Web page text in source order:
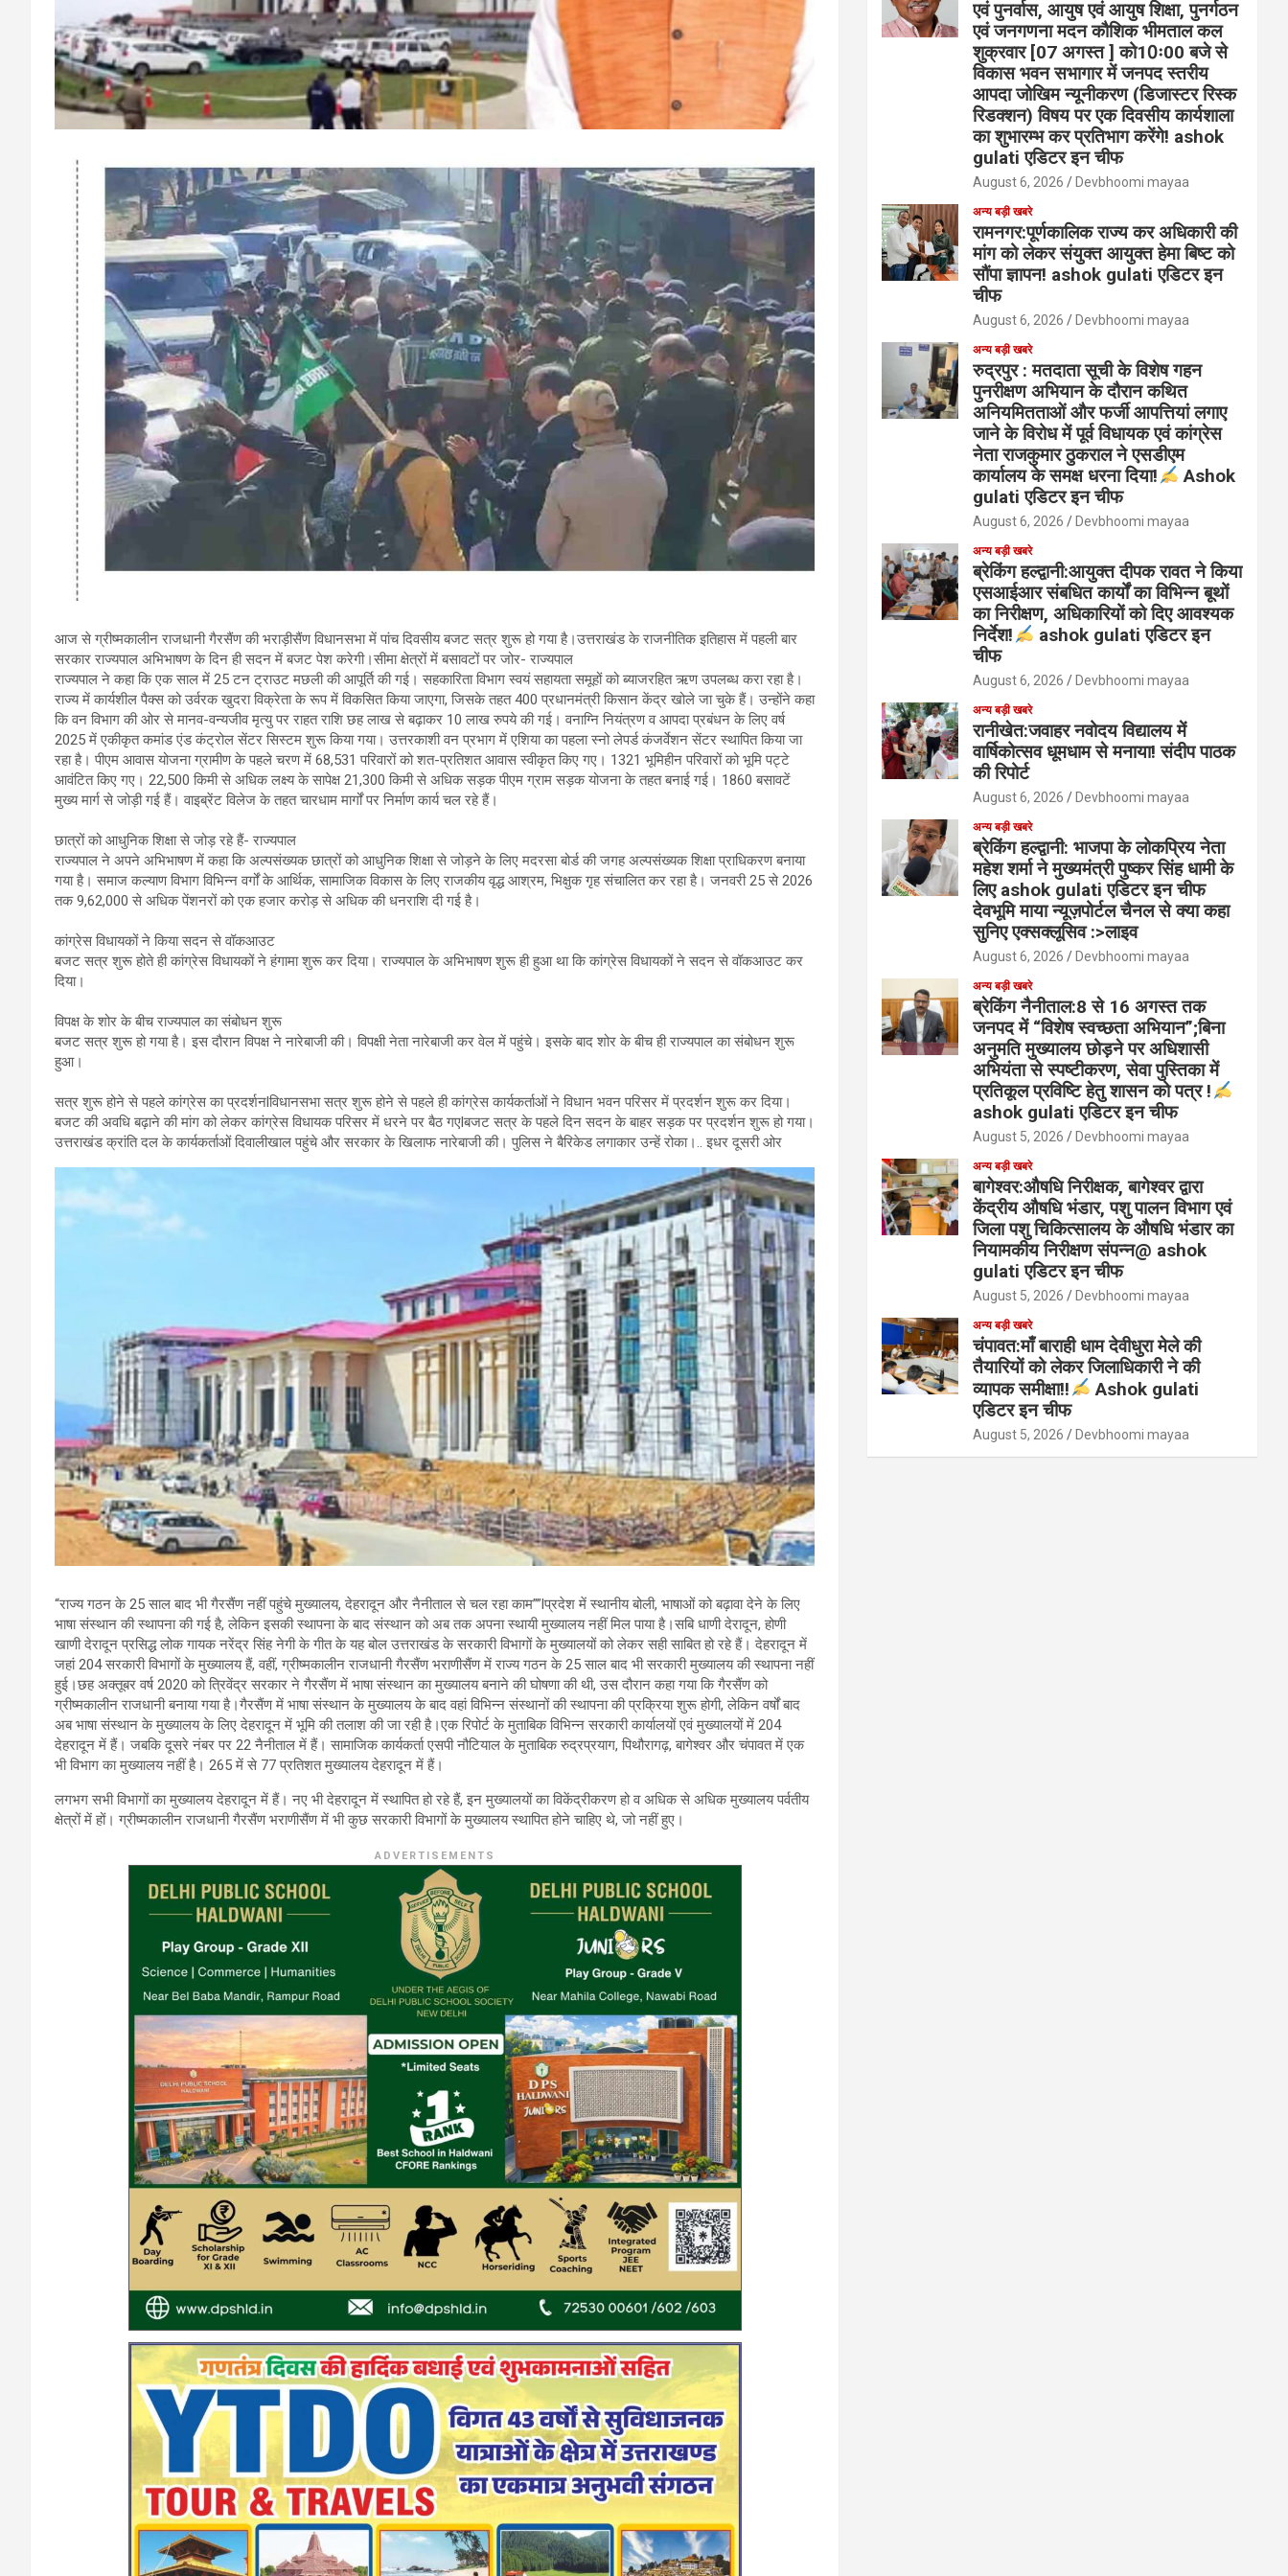
आज से ग्रीष्मकालीन राजधानी गैरसैंण की भराड़ीसैंण विधानसभा में पांच दिवसीय बजट सत्र शुरू हो गया है।उत्तराखंड के राजनीतिक इतिहास में पहली बार
सरकार राज्यपाल अभिभाषण के दिन ही सदन में बजट पेश करेगी।सीमा क्षेत्रों में बसावटों पर जोर- राज्यपाल
राज्यपाल ने कहा कि एक साल में 25 टन ट्राउट मछली की आपूर्ति की गई। सहकारिता विभाग स्वयं सहायता समूहों को ब्याजरहित ऋण उपलब्ध करा रहा है।
राज्य में कार्यशील पैक्स को उर्वरक खुदरा विक्रेता के रूप में विकसित किया जाएगा, जिसके तहत 400 प्रधानमंत्री किसान केंद्र खोले जा चुके हैं। उन्होंने कहा
कि वन विभाग की ओर से मानव-वन्यजीव मृत्यु पर राहत राशि छह लाख से बढ़ाकर 10 लाख रुपये की गई। वनाग्नि नियंत्रण व आपदा प्रबंधन के लिए वर्ष
2025 में एकीकृत कमांड एंड कंट्रोल सेंटर सिस्टम शुरू किया गया। उत्तरकाशी वन प्रभाग में एशिया का पहला स्नो लेपर्ड कंजर्वेशन सेंटर स्थापित किया जा
रहा है। पीएम आवास योजना ग्रामीण के पहले चरण में 68,531 परिवारों को शत-प्रतिशत आवास स्वीकृत किए गए। 1321 भूमिहीन परिवारों को भूमि पट्टे
आवंटित किए गए। 22,500 किमी से अधिक लक्ष्य के सापेक्ष 21,300 किमी से अधिक सड़क पीएम ग्राम सड़क योजना के तहत बनाई गई। 1860 बसावटें
मुख्य मार्ग से जोड़ी गई हैं। वाइब्रेंट विलेज के तहत चारधाम मार्गों पर निर्माण कार्य चल रहे हैं।
छात्रों को आधुनिक शिक्षा से जोड़ रहे हैं- राज्यपाल
राज्यपाल ने अपने अभिभाषण में कहा कि अल्पसंख्यक छात्रों को आधुनिक शिक्षा से जोड़ने के लिए मदरसा बोर्ड की जगह अल्पसंख्यक शिक्षा प्राधिकरण बनाया
गया है। समाज कल्याण विभाग विभिन्न वर्गों के आर्थिक, सामाजिक विकास के लिए राजकीय वृद्ध आश्रम, भिक्षुक गृह संचालित कर रहा है। जनवरी 25 से 2026
तक 9,62,000 से अधिक पेंशनरों को एक हजार करोड़ से अधिक की धनराशि दी गई है।
कांग्रेस विधायकों ने किया सदन से वॉकआउट
बजट सत्र शुरू होते ही कांग्रेस विधायकों ने हंगामा शुरू कर दिया। राज्यपाल के अभिभाषण शुरू ही हुआ था कि कांग्रेस विधायकों ने सदन से वॉकआउट कर
दिया।
विपक्ष के शोर के बीच राज्यपाल का संबोधन शुरू
बजट सत्र शुरू हो गया है। इस दौरान विपक्ष ने नारेबाजी की। विपक्षी नेता नारेबाजी कर वेल में पहुंचे। इसके बाद शोर के बीच ही राज्यपाल का संबोधन शुरू
हुआ।
सत्र शुरू होने से पहले कांग्रेस का प्रदर्शनlविधानसभा सत्र शुरू होने से पहले ही कांग्रेस कार्यकर्ताओं ने विधान भवन परिसर में प्रदर्शन शुरू कर दिया।
बजट की अवधि बढ़ाने की मांग को लेकर कांग्रेस विधायक परिसर में धरने पर बैठ गएlबजट सत्र के पहले दिन सदन के बाहर सड़क पर प्रदर्शन शुरू हो गया।
उत्तराखंड क्रांति दल के कार्यकर्ताओं दिवालीखाल पहुंचे और सरकार के खिलाफ नारेबाजी की। पुलिस ने बैरिकेड लगाकार उन्हें रोका।.. इधर दूसरी ओर
“राज्य गठन के 25 साल बाद भी गैरसैंण नहीं पहुंचे मुख्यालय, देहरादून और नैनीताल से चल रहा काम””lप्रदेश में स्थानीय बोली, भाषाओं को बढ़ावा देने के लिए
भाषा संस्थान की स्थापना की गई है, लेकिन इसकी स्थापना के बाद संस्थान को अब तक अपना स्थायी मुख्यालय नहीं मिल पाया है।सबि धाणी देरादून, होणी
खाणी देरादून प्रसिद्ध लोक गायक नरेंद्र सिंह नेगी के गीत के यह बोल उत्तराखंड के सरकारी विभागों के मुख्यालयों को लेकर सही साबित हो रहे हैं। देहरादून में
जहां 204 सरकारी विभागों के मुख्यालय हैं, वहीं, ग्रीष्मकालीन राजधानी गैरसैंण भराणीसैंण में राज्य गठन के 25 साल बाद भी सरकारी मुख्यालय की स्थापना नहीं
हुई।छह अक्तूबर वर्ष 2020 को त्रिवेंद्र सरकार ने गैरसैंण में भाषा संस्थान का मुख्यालय बनाने की घोषणा की थी, उस दौरान कहा गया कि गैरसैंण को
ग्रीष्मकालीन राजधानी बनाया गया है।गैरसैंण में भाषा संस्थान के मुख्यालय के बाद वहां विभिन्न संस्थानों की स्थापना की प्रक्रिया शुरू होगी, लेकिन वर्षों बाद
अब भाषा संस्थान के मुख्यालय के लिए देहरादून में भूमि की तलाश की जा रही है।एक रिपोर्ट के मुताबिक विभिन्न सरकारी कार्यालयों एवं मुख्यालयों में 204
देहरादून में हैं। जबकि दूसरे नंबर पर 22 नैनीताल में हैं। सामाजिक कार्यकर्ता एसपी नौटियाल के मुताबिक रुद्रप्रयाग, पिथौरागढ़, बागेश्वर और चंपावत में एक
भी विभाग का मुख्यालय नहीं है। 265 में से 77 प्रतिशत मुख्यालय देहरादून में हैं।
लगभग सभी विभागों का मुख्यालय देहरादून में हैं। नए भी देहरादून में स्थापित हो रहे हैं, इन मुख्यालयों का विकेंद्रीकरण हो व अधिक से अधिक मुख्यालय पर्वतीय
क्षेत्रों में हों। ग्रीष्मकालीन राजधानी गैरसैंण भराणीसैंण में भी कुछ सरकारी विभागों के मुख्यालय स्थापित होने चाहिए थे, जो नहीं हुए।
ADVERTISEMENTS
एवं पुनर्वास, आयुष एवं आयुष शिक्षा, पुनर्गठन
एवं जनगणना मदन कौशिक भीमताल कल
शुक्रवार [07 अगस्त ] को10ः00 बजे से
विकास भवन सभागार में जनपद स्तरीय
आपदा जोखिम न्यूनीकरण (डिजास्टर रिस्क
रिडक्शन) विषय पर एक दिवसीय कार्यशाला
का शुभारम्भ कर प्रतिभाग करेंगे! ashok
gulati एडिटर इन चीफ
August 6, 2026 Devbhoomi mayaa
अन्य बड़ी खबरे
रामनगर:पूर्णकालिक राज्य कर अधिकारी की
मांग को लेकर संयुक्त आयुक्त हेमा बिष्ट को
सौंपा ज्ञापन! ashok gulati एडिटर इन
चीफ
August 6, 2026 Devbhoomi mayaa
अन्य बड़ी खबरे
रुद्रपुर : मतदाता सूची के विशेष गहन
पुनरीक्षण अभियान के दौरान कथित
अनियमितताओं और फर्जी आपत्तियां लगाए
जाने के विरोध में पूर्व विधायक एवं कांग्रेस
नेता राजकुमार ठुकराल ने एसडीएम
कार्यालय के समक्ष धरना दिया!
Ashok
gulati एडिटर इन चीफ
August 6, 2026 Devbhoomi mayaa
अन्य बड़ी खबरे
ब्रेकिंग हल्द्वानी:आयुक्त दीपक रावत ने किया
एसआईआर संबधित कार्यों का विभिन्न बूथों
का निरीक्षण, अधिकारियों को दिए आवश्यक
निर्देश!
ashok gulati एडिटर इन
चीफ
August 6, 2026 Devbhoomi mayaa
अन्य बड़ी खबरे
रानीखेत:जवाहर नवोदय विद्यालय में
वार्षिकोत्सव धूमधाम से मनाया! संदीप पाठक
की रिपोर्ट
August 6, 2026 Devbhoomi mayaa
अन्य बड़ी खबरे
ब्रेकिंग हल्द्वानी: भाजपा के लोकप्रिय नेता
महेश शर्मा ने मुख्यमंत्री पुष्कर सिंह धामी के
लिए ashok gulati एडिटर इन चीफ
देवभूमि माया न्यूज़पोर्टल चैनल से क्या कहा
सुनिए एक्सक्लूसिव :>लाइव
August 6, 2026 Devbhoomi mayaa
अन्य बड़ी खबरे
ब्रेकिंग नैनीताल:8 से 16 अगस्त तक
जनपद में “विशेष स्वच्छता अभियान”;बिना
अनुमति मुख्यालय छोड़ने पर अधिशासी
अभियंता से स्पष्टीकरण, सेवा पुस्तिका में
प्रतिकूल प्रविष्टि हेतु शासन को पत्र !
ashok gulati एडिटर इन चीफ
August 5, 2026 Devbhoomi mayaa
अन्य बड़ी खबरे
बागेश्वर:औषधि निरीक्षक, बागेश्वर द्वारा
केंद्रीय औषधि भंडार, पशु पालन विभाग एवं
जिला पशु चिकित्सालय के औषधि भंडार का
नियामकीय निरीक्षण संपन्न@ ashok
gulati एडिटर इन चीफ
August 5, 2026 Devbhoomi mayaa
अन्य बड़ी खबरे
चंपावत:माँ बाराही धाम देवीधुरा मेले की
तैयारियों को लेकर जिलाधिकारी ने की
व्यापक समीक्षा!!
Ashok gulati
एडिटर इन चीफ
August 5, 2026 Devbhoomi mayaa